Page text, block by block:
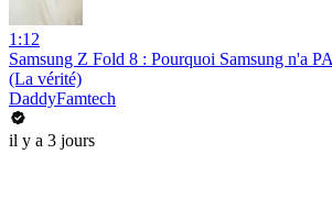
1:12
Samsung Z Fold 8 : Pourquoi Samsung n'a
(La vérité)
DaddyFamtech
il y a 3 jours